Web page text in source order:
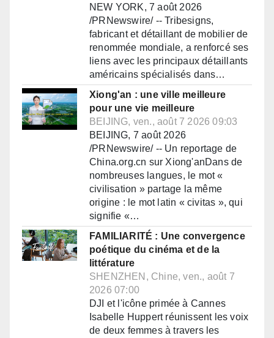
NEW YORK, 7 août 2026
/PRNewswire/ -- Tribesigns,
fabricant et détaillant de mobilier de
renommée mondiale, a renforcé ses
liens avec les principaux détaillants
américains spécialisés dans…
Xiong'an : une ville meilleure
pour une vie meilleure
BEIJING, ven., août 7 2026 09:03
BEIJING, 7 août 2026
/PRNewswire/ -- Un reportage de
China.org.cn sur Xiong'anDans de
nombreuses langues, le mot «
civilisation » partage la même
origine : le mot latin « civitas », qui
signifie «…
FAMILIARITÉ : Une convergence
poétique du cinéma et de la
littérature
SHENZHEN, Chine, ven., août 7
2026 07:00
DJI et l'icône primée à Cannes
Isabelle Huppert réunissent les voix
de deux femmes à travers les